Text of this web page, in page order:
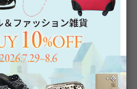
Category
アイテムカテゴリー